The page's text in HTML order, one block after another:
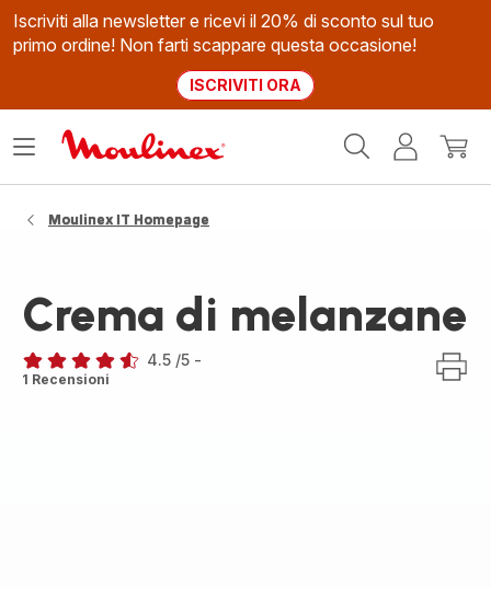
Iscriviti alla newsletter e ricevi il 20% di sconto sul tuo
primo ordine! Non farti scappare questa occasione!
ISCRIVITI ORA
Il
Apri
Moulinex IT Homepage
Crema di melanzane
ratings.4.5
4.5 /5 -
1 Recensioni